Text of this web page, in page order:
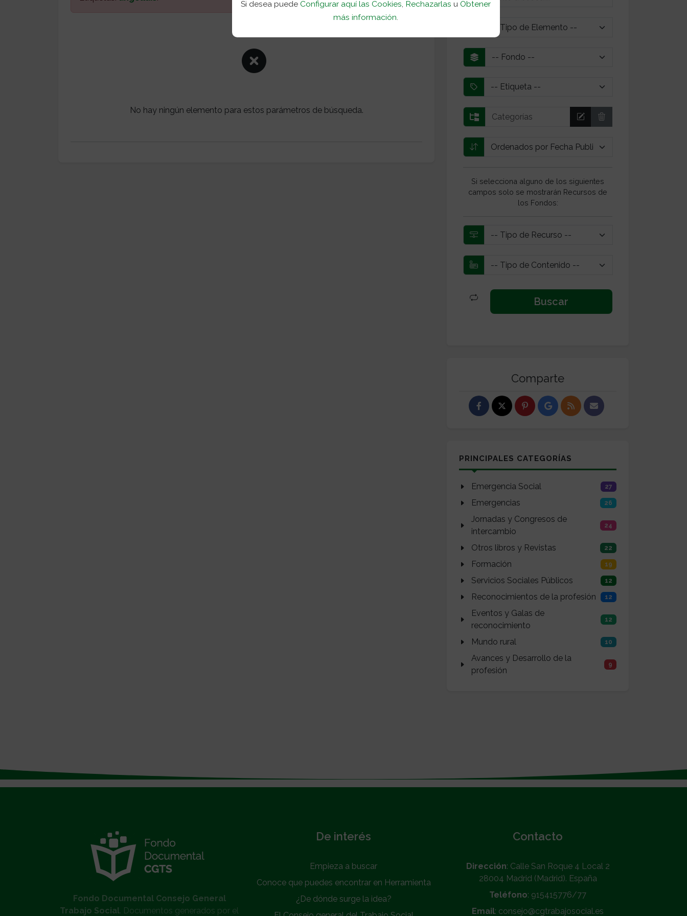
Si desea puedeConfigurar aquí las Cookies Rechazarlas uObtener
más información
No hay ningún elemento para estos parámetros de búsqueda.
Si selecciona alguno de los siguientes
campos solo se mostrarán Recursos de
los Fondos:
Comparte
PRINCIPALES CATEGORÍAS
Emergencia Social 27
Emergencias 26
Jornadas y Congresos de
intercambio
24
Otros libros y Revistas 22
Formación 19
Servicios Sociales Públicos 12
Reconocimientos de la profesión 12
Eventos y Galas de
reconocimiento
12
Mundo rural 10
Avances y Desarrollo de la
profesión
9
Fondo Documental Consejo General
Trabajo Social. Documentos generados por el
De interés
Empieza a buscar
Conoce que puedes encontrar en Herramienta
¿De dónde surge la idea?
Contacto
Dirección: Calle San Roque 4 Local 2
28004 Madrid (Madrid). España
Teléfono: 915415776/77
Email: consejo@cgtrabajosocial.es